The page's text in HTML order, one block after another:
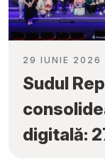
29 IUNIE 2026
Sudul
digitală: